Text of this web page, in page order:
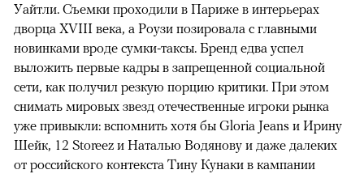
Уайтли. Cъемки проходили в Париже в интерьерах
дворца XVIII века, а Роузи позировала с главными
новинками вроде сумки-таксы. Бренд едва успел
выложить первые кадры в запрещенной социальной
сети, как получил резкую порцию критики. При этом
снимать мировых звезд отечественные игроки рынка
уже привыкли: вспомнить хотя бы Gloria Jeans и Ирину
Шейк, 12 Storeez и Наталью Водянову и даже далеких
от российского контекста Тину Кунаки в кампании